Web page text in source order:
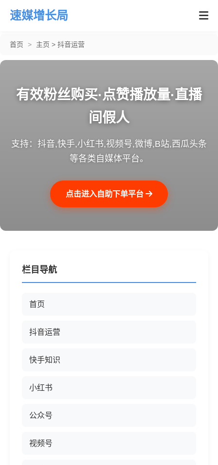
速媒增长局
首页 > 主页 > 抖音运营
有效粉丝购买·点赞播放量·直播
间假人
支持：抖音,快手,小红书,视频号,微博,B站,西瓜头条
等各类自媒体平台。
点击进入自助下单平台
栏目导航
首页
抖音运营
快手知识
小红书
公众号
视频号